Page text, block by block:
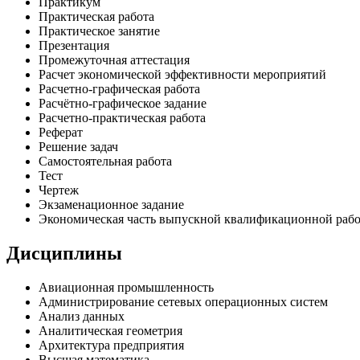
Практическая работа
Практическое занятие
Презентация
Промежуточная аттестация
Расчет экономической эффективности мероприятий
Расчетно-графическая работа
Расчётно-графическое задание
Расчетно-практическая работа
Реферат
Решение задач
Самостоятельная работа
Тест
Чертеж
Экзаменационное задание
Экономическая часть выпускной квалификационной
Дисциплины
Авиационная промышленность
Администрирование сетевых операционных систем
Анализ данных
Аналитическая геометрия
Архитектура предприятия